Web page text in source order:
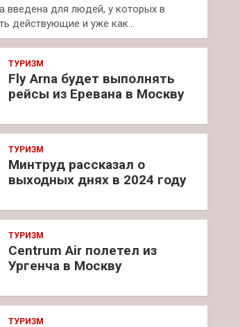
введена для людей, у которых в
действующие и уже как…
ТУРИЗМ
Fly Arna будет выполнять
рейсы из Еревана в Москву
ТУРИЗМ
Минтруд рассказал о
выходных днях в 2024 году
ТУРИЗМ
Centrum Air полетел из
Ургенча в Москву
ТУРИЗМ